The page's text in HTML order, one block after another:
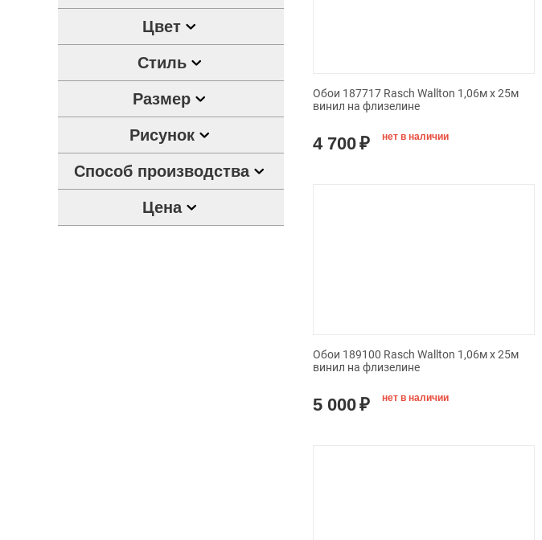
Цвет
Стиль
Размер
Рисунок
Способ производства
Цена
Обои 187717 Rasch Wallton 1,06м x 25м
винил на флизелине
4 700₽ нет в наличии
Обои 189100 Rasch Wallton 1,06м x 25м
винил на флизелине
5 000₽ нет в наличии